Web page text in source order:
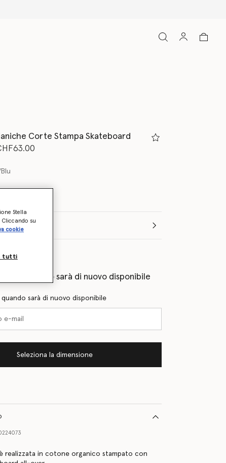
Corte Stampa Skateboard
da
quando sarà di nuovo disponibile
quando sarà di nuovo disponibile
Seleziona la dimensione
realizzata in cotone organico stampato con
Stella
su
cookie
tutti